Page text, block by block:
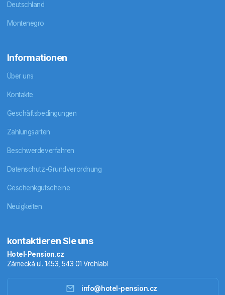
Deutschland
Montenegro
Informationen
Über uns
Kontakte
Geschäftsbedingungen
Zahlungsarten
Beschwerdeverfahren
Datenschutz-Grundverordnung
Geschenkgutscheine
Neuigkeiten
kontaktieren Sie uns
Hotel-Pension.cz
Zámecká ul. 1453, 543 01 Vrchlabí
info@hotel-pension.cz